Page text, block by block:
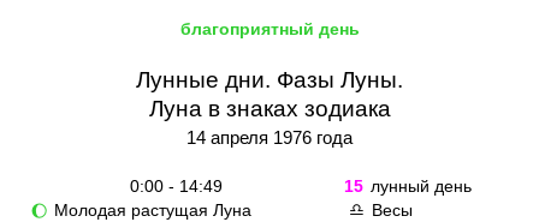
благоприятный день
Лунные дни. Фазы Луны.
Луна в знаках зодиака
14 апреля 1976 года
0:00 - 14:49 15 лунный день
🌔 Молодая растущая Луна ♎ Весы